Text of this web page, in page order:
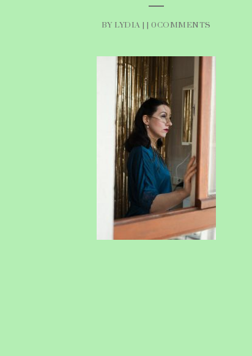
BY LYDIA | | 0COMMENTS